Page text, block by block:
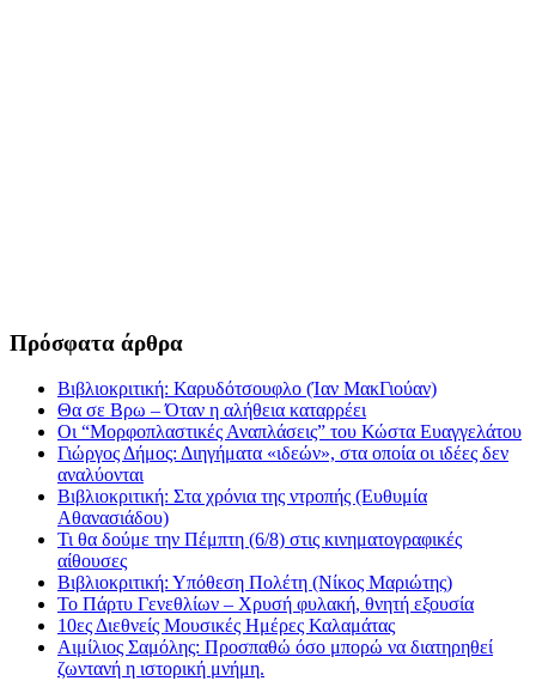
Πρόσφατα άρθρα
Βιβλιοκριτική: Καρυδότσουφλο (Ίαν ΜακΓιούαν)
Θα σε Βρω – Όταν η αλήθεια καταρρέει
Οι “Μορφοπλαστικές Αναπλάσεις” του Κώστα Ευαγγελάτου
Γιώργος Δήμος: Διηγήματα «ιδεών», στα οποία οι ιδέες δεν
αναλύονται
Βιβλιοκριτική: Στα χρόνια της ντροπής (Ευθυμία
Αθανασιάδου)
Τι θα δούμε την Πέμπτη (6/8) στις κινηματογραφικές
αίθουσες
Βιβλιοκριτική: Υπόθεση Πολέτη (Νίκος Μαριώτης)
Το Πάρτυ Γενεθλίων – Χρυσή φυλακή, θνητή εξουσία
10ες Διεθνείς Μουσικές Ημέρες Καλαμάτας
Αιμίλιος Σαμόλης: Προσπαθώ όσο μπορώ να διατηρηθεί
ζωντανή η ιστορική μνήμη.